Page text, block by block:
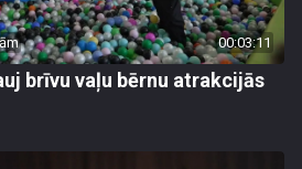
00:03:11
brīvu vaļu bērnu atrakcijās